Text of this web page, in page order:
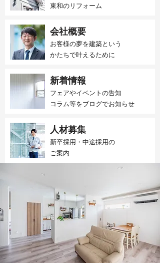
東和のリフォーム
会社概要
お客様の夢を建築という
かたちで叶えるために
新着情報
フェアやイベントの告知
​コラム等をブログでお知らせ
人材募集
新卒採用・中途採用の
​ご案内